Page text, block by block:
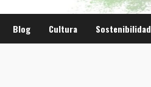
Blog Cultura Sostenibilidad